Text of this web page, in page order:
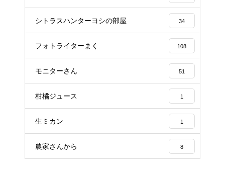
シトラスハンターヨシの部屋 34
フォトライターまく 108
モニターさん 51
柑橘ジュース 1
生ミカン 1
農家さんから 8